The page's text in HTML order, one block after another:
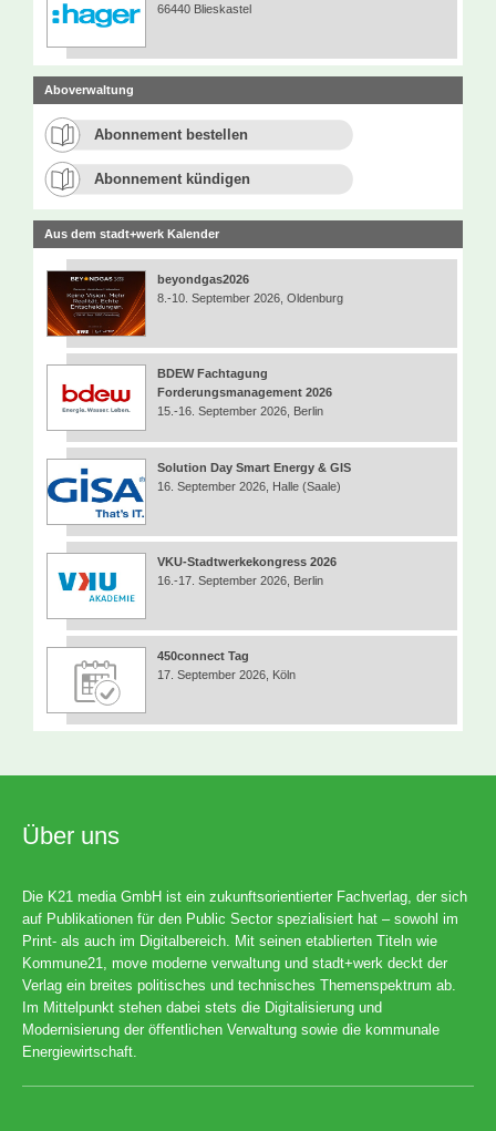
66440 Blieskastel
Aboverwaltung
Abonnement bestellen
Abonnement kündigen
Aus dem stadt+werk Kalender
beyondgas2026
8.-10. September 2026, Oldenburg
BDEW Fachtagung
Forderungsmanagement 2026
15.-16. September 2026, Berlin
Solution Day Smart Energy & GIS
16. September 2026, Halle (Saale)
VKU-Stadtwerkekongress 2026
16.-17. September 2026, Berlin
450connect Tag
17. September 2026, Köln
Über uns
Die K21 media GmbH ist ein zukunftsorientierter Fachverlag, der sich
auf Publikationen für den Public Sector spezialisiert hat – sowohl im
Print- als auch im Digitalbereich. Mit seinen etablierten Titeln wie
Kommune21, move moderne verwaltung und stadt+werk deckt der
Verlag ein breites politisches und technisches Themenspektrum ab.
Im Mittelpunkt stehen dabei stets die Digitalisierung und
Modernisierung der öffentlichen Verwaltung sowie die kommunale
Energiewirtschaft.